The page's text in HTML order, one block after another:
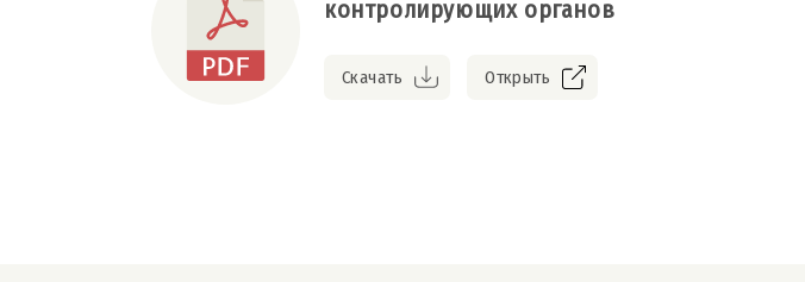
контролирующих органов
Скачать Открыть